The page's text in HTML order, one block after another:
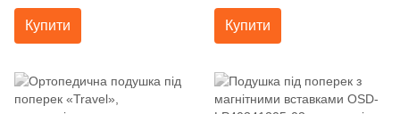
Купити Купити